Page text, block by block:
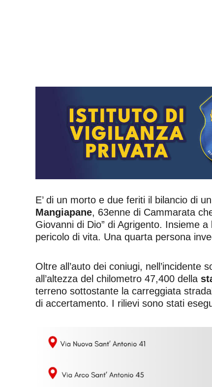
E’ di un morto e due feriti il bilancio di
Mangiapane, 63enne di Cammarata
Giovanni di Dio” di Agrigento. Insieme a
pericolo di vita. Una quarta persona
Oltre all’auto dei coniugi,
all’altezza del chilometro 47,400 della
terreno sottostante la carreggiata
di accertamento. I rilievi sono stati